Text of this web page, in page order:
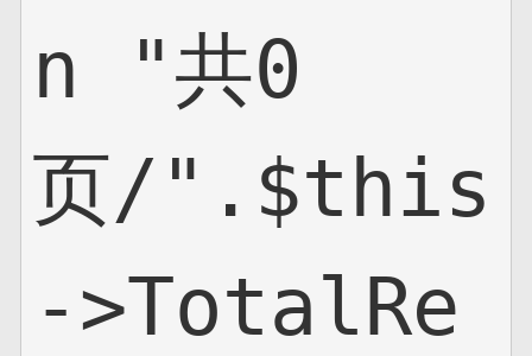
n "共0
页/".$this
->TotalRe